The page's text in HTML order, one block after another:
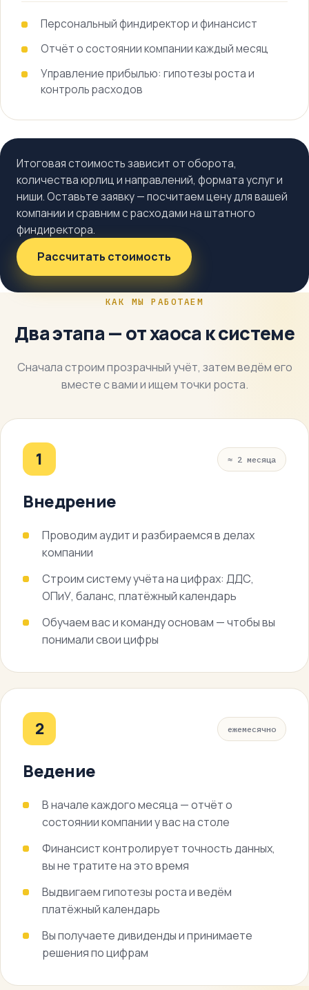
Персональный финдиректор и финансист
Отчёт о состоянии компании каждый месяц
Управление прибылью: гипотезы роста и
контроль расходов
Итоговая стоимость зависит от оборота,
количества юрлиц и направлений, формата услуг и
ниши. Оставьте заявку — посчитаем цену для вашей
компании и сравним с расходами на штатного
финдиректора.
Рассчитать стоимость
КАК МЫ РАБОТАЕМ
Два этапа — от хаоса к системе
Сначала строим прозрачный учёт, затем ведём его
вместе с вами и ищем точки роста.
1 ≈ 2 месяца
Внедрение
Проводим аудит и разбираемся в делах
компании
Строим систему учёта на цифрах: ДДС,
ОПиУ, баланс, платёжный календарь
Обучаем вас и команду основам — чтобы вы
понимали свои цифры
2 ежемесячно
Ведение
В начале каждого месяца — отчёт о
состоянии компании у вас на столе
Финансист контролирует точность данных,
вы не тратите на это время
Выдвигаем гипотезы роста и ведём
платёжный календарь
Вы получаете дивиденды и принимаете
решения по цифрам